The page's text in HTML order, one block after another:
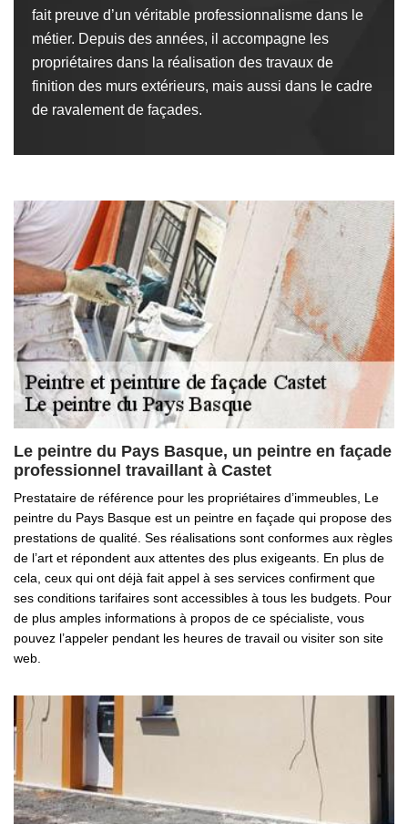
fait preuve d’un véritable professionnalisme dans le
métier. Depuis des années, il accompagne les
propriétaires dans la réalisation des travaux de
finition des murs extérieurs, mais aussi dans le cadre
de ravalement de façades.
Le peintre du Pays Basque, un peintre en façade
professionnel travaillant à Castet
Prestataire de référence pour les propriétaires d’immeubles, Le
peintre du Pays Basque est un peintre en façade qui propose des
prestations de qualité. Ses réalisations sont conformes aux règles
de l’art et répondent aux attentes des plus exigeants. En plus de
cela, ceux qui ont déjà fait appel à ses services confirment que
ses conditions tarifaires sont accessibles à tous les budgets. Pour
de plus amples informations à propos de ce spécialiste, vous
pouvez l’appeler pendant les heures de travail ou visiter son site
web.